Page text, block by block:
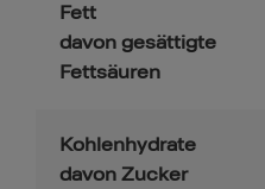
Fett
davon gesättigte
Fettsäuren
Kohlenhydrate
davon Zucker